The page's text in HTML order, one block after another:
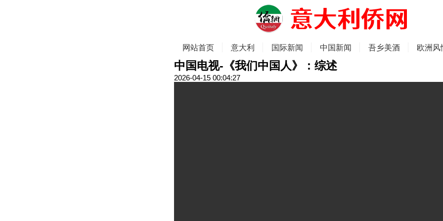
网站首页 意大利 国际新闻 中国新闻 吾乡美酒 欧洲风
中国电视-《我们中国人》：综述
2026-04-15 00:04:27